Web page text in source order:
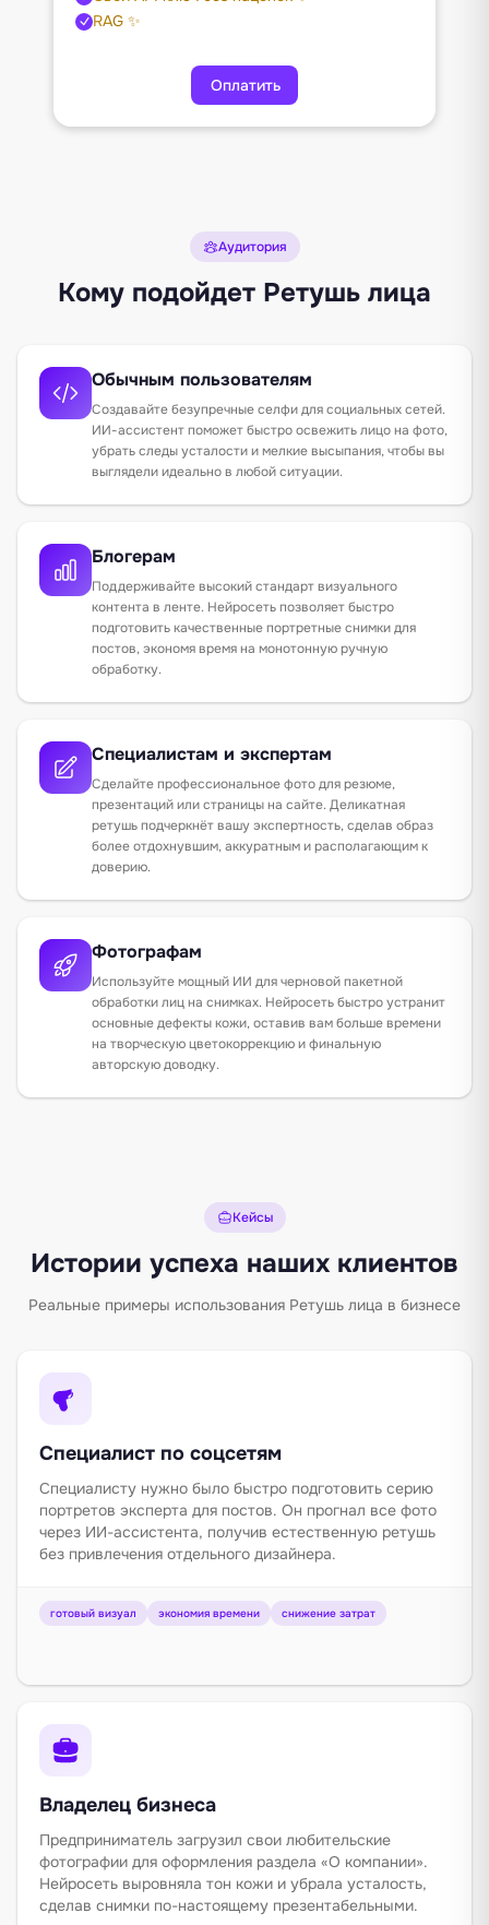
RAG ✨
Оплатить
Аудитория
Кому подойдет Ретушь лица
Обычным пользователям
Создавайте безупречные селфи для социальных сетей.
ИИ-ассистент поможет быстро освежить лицо на фото,
убрать следы усталости и мелкие высыпания, чтобы вы
выглядели идеально в любой ситуации.
Блогерам
Поддерживайте высокий стандарт визуального
контента в ленте. Нейросеть позволяет быстро
подготовить качественные портретные снимки для
постов, экономя время на монотонную ручную
обработку.
Специалистам и экспертам
Сделайте профессиональное фото для резюме,
презентаций или страницы на сайте. Деликатная
ретушь подчеркнёт вашу экспертность, сделав образ
более отдохнувшим, аккуратным и располагающим к
доверию.
Фотографам
Используйте мощный ИИ для черновой пакетной
обработки лиц на снимках. Нейросеть быстро устранит
основные дефекты кожи, оставив вам больше времени
на творческую цветокоррекцию и финальную
авторскую доводку.
Кейсы
Истории успеха наших клиентов
Реальные примеры использования Ретушь лица в бизнесе
Специалист по соцсетям
Специалисту нужно было быстро подготовить серию
портретов эксперта для постов. Он прогнал все фото
через ИИ-ассистента, получив естественную ретушь
без привлечения отдельного дизайнера.
готовый визуал экономия времени снижение затрат
Владелец бизнеса
Предприниматель загрузил свои любительские
фотографии для оформления раздела «О компании».
Нейросеть выровняла тон кожи и убрала усталость,
сделав снимки по-настоящему презентабельными.